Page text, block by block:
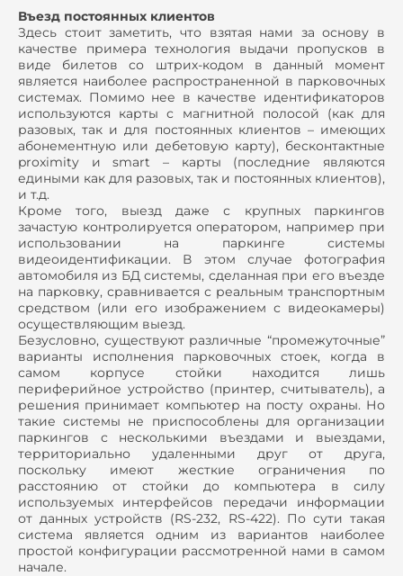
Въезд постоянных клиентов
Здесь стоит заметить, что взятая нами за основу в
качестве примера технология выдачи пропусков в
виде билетов со штрих-кодом в данный момент
является наиболее распространенной в парковочных
системах. Помимо нее в качестве идентификаторов
используются карты с магнитной полосой (как для
разовых, так и для постоянных клиентов – имеющих
абонементную или дебетовую карту), бесконтактные
proximity и smart – карты (последние являются
едиными как для разовых, так и постоянных клиентов),
и т.д.
Кроме того, выезд даже с крупных паркингов
зачастую контролируется оператором, например при
использовании на паркинге системы
видеоидентификации. В этом случае фотография
автомобиля из БД системы, сделанная при его въезде
на парковку, сравнивается с реальным транспортным
средством (или его изображением с видеокамеры)
осуществляющим выезд.
Безусловно, существуют различные “промежуточные”
варианты исполнения парковочных стоек, когда в
самом корпусе стойки находится лишь
периферийное устройство (принтер, считыватель), а
решения принимает компьютер на посту охраны. Но
такие системы не приспособлены для организации
паркингов с несколькими въездами и выездами,
территориально удаленными друг от друга,
поскольку имеют жесткие ограничения по
расстоянию от стойки до компьютера в силу
используемых интерфейсов передачи информации
от данных устройств (RS-232, RS-422). По сути такая
система является одним из вариантов наиболее
простой конфигурации рассмотренной нами в самом
начале.